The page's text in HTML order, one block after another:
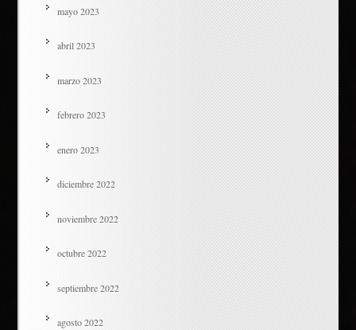
mayo 2023
abril 2023
marzo 2023
febrero 2023
enero 2023
diciembre 2022
noviembre 2022
octubre 2022
septiembre 2022
agosto 2022